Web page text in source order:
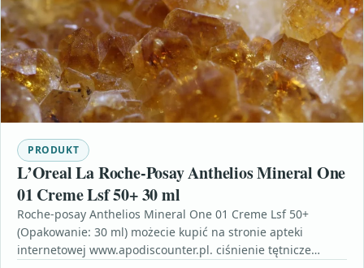
PRODUKT
L’Oreal La Roche-Posay Anthelios Mineral One
01 Creme Lsf 50+ 30 ml
Roche-posay Anthelios Mineral One 01 Creme Lsf 50+
(Opakowanie: 30 ml) możecie kupić na stronie apteki
internetowej www.apodiscounter.pl. ciśnienie tętnicze